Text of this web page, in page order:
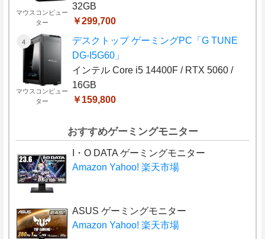
マウスコンピュー
ター
32GB
￥299,700
マウスコンピュー
ター
デスクトップ ゲーミングPC「G TUNE
DG-I5G60」
インテル Core i5 14400F / RTX 5060 /
16GB
￥159,800
おすすめゲーミングモニター
I・O DATA ゲーミングモニター
Amazon Yahoo! 楽天市場
ASUS ゲーミングモニター
Amazon Yahoo! 楽天市場